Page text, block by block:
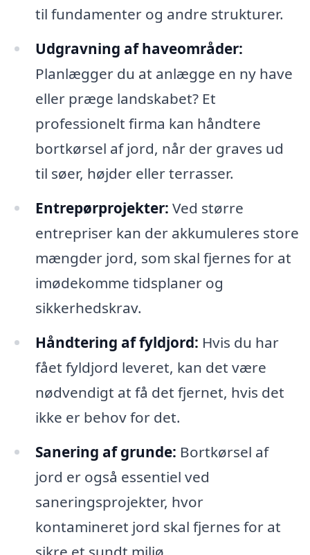
til fundamenter og andre strukturer.
Udgravning af haveområder:
Planlægger du at anlægge en ny have
eller præge landskabet? Et
professionelt firma kan håndtere
bortkørsel af jord, når der graves ud
til søer, højder eller terrasser.
Entrepørprojekter: Ved større
entrepriser kan der akkumuleres store
mængder jord, som skal fjernes for at
imødekomme tidsplaner og
sikkerhedskrav.
Håndtering af fyldjord: Hvis du har
fået fyldjord leveret, kan det være
nødvendigt at få det fjernet, hvis det
ikke er behov for det.
Sanering af grunde: Bortkørsel af
jord er også essentiel ved
saneringsprojekter, hvor
kontamineret jord skal fjernes for at